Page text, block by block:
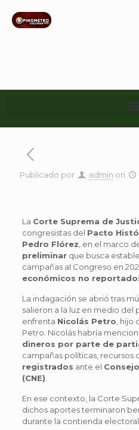
Publicado por admin on
La Corte Suprema de
congresistas del Pacto
Pedro Flórez , en el marco
preliminarque busca
campañas al Congreso en
económicos no
La indagación se abrió tras
salieron a la luz en medio del
enfrenta Nicolás Petro ,
Petro. Nicolás habría
dineros por parte de
campañas políticas, recursos
registrados ante el
(CNE)
En ese contexto, la Corte
dichos aportes terminaron
durante la contienda electoral.